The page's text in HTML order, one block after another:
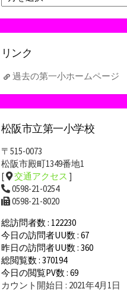
ー
カ
イ
リンク
過去の第一小ホームページ
松阪市立第一小学校
〒515-0073
松阪市殿町1349番地1
[
交通アクセス ]
0598-21-0254
0598-21-8020
総訪問者数 : 122230
今日の訪問者UU数 : 67
昨日の訪問者UU数 : 360
総閲覧数 : 370194
今日の閲覧PV数 : 69
カウント開始日 : 2021年4月1日